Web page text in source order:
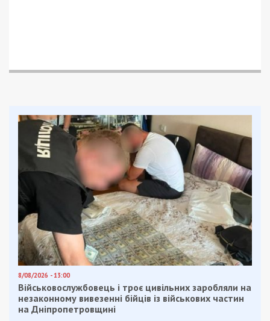
С первого дня полномасштабной войны в
Украине многие педагоги, родители
воспитанников этого детско-юношеского центра
отправились защищать нашу страну, пополнив
ряды ВСУ, территориальной обороны. Те же, кто
остались, ведут активную волонтерскую